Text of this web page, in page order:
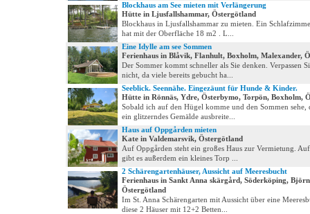
Blockhaus am See mieten mit Verlängerung
Hütte in Ljusfallshammar, Östergötland
Blockhaus in Ljusfallshammar zu mieten. Ein
hat mit der Oberfläche 18 m2 . L...
Eine Idylle am see Sommen
Ferienhaus in Blåvik, Flanhult, Boxholm, Malexander,
Der Sommer kommt schneller als Sie denken. Verpassen
nicht, da viele bereits gebucht ha...
Seeblick. Seennähe. Eingezäunt für Hunde & Kinder.
Hütte in Rönnäs, Ydre, Österbymo, Torpön, Boxholm,
Sobald ich auf den Hügel komme und den Sommen sehe,
ein glitzerndes Gemälde ausbreite...
Haus auf Oppgården mieten
Kate in Valdemarsvik, Östergötland
Auf Oppgården steht ein großes Haus zur Vermietung.
gibt es außerdem ein kleines Torp ...
2 Schärengartenhäuser, Aussicht auf Meeresbucht
Ferienhaus in Sankt Anna skärgård, Söderköping,
Östergötland
Im St. Anna Schärengarten mit Aussicht über eine
diese 2 Häuser mit 12+2 Betten...